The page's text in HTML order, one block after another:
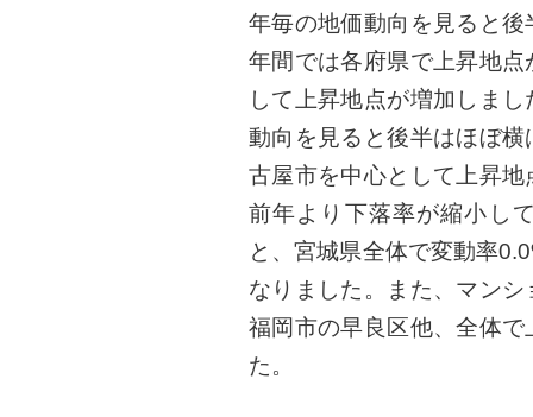
年毎の地価動向を見ると
年間では各府県で上昇地
して上昇地点が増加しま
動向を見ると後半はほぼ
古屋市を中心として上昇
前年より下落率が縮小し
と、宮城県全体で変動率
なりました。また、マン
福岡市の早良区他、全体
た。